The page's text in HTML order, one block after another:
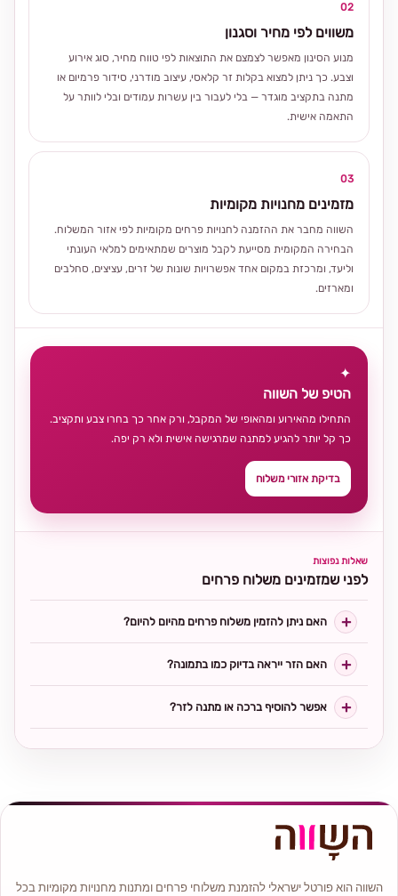
02
משווים לפי מחיר וסגנון
מנוע הסינון מאפשר לצמצם את התוצאות לפי טווח מחיר, סוג אירוע
וצבע. כך ניתן למצוא בקלות זר קלאסי, עיצוב מודרני, סידור פרמיום או
מתנה בתקציב מוגדר — בלי לעבור בין עשרות עמודים ובלי לוותר על
התאמה אישית.
03
מזמינים מחנויות מקומיות
השווה מחבר את ההזמנה לחנויות פרחים מקומיות לפי אזור המשלוח.
הבחירה המקומית מסייעת לקבל מוצרים שמתאימים למלאי העונתי
וליעד, ומרכזת במקום אחד אפשרויות שונות של זרים, עציצים, סחלבים
ומארזים.
✦
הטיפ של השווה
התחילו מהאירוע ומהאופי של המקבל, ורק אחר כך בחרו צבע ותקציב.
כך קל יותר להגיע למתנה שמרגישה אישית ולא רק יפה.
בדיקת אזורי משלוח
שאלות נפוצות
לפני שמזמינים משלוח פרחים
האם ניתן להזמין משלוח פרחים מהיום להיום?
האם הזר ייראה בדיוק כמו בתמונה?
אפשר להוסיף ברכה או מתנה לזר?
השווה הוא פורטל ישראלי להזמנת משלוחי פרחים ומתנות מחנויות מקומיות בכל